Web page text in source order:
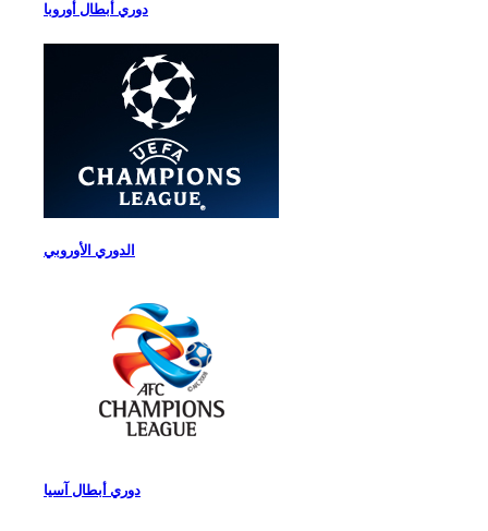
دوري أبطال أوروبا
الدوري الأوروبي
دوري أبطال آسيا